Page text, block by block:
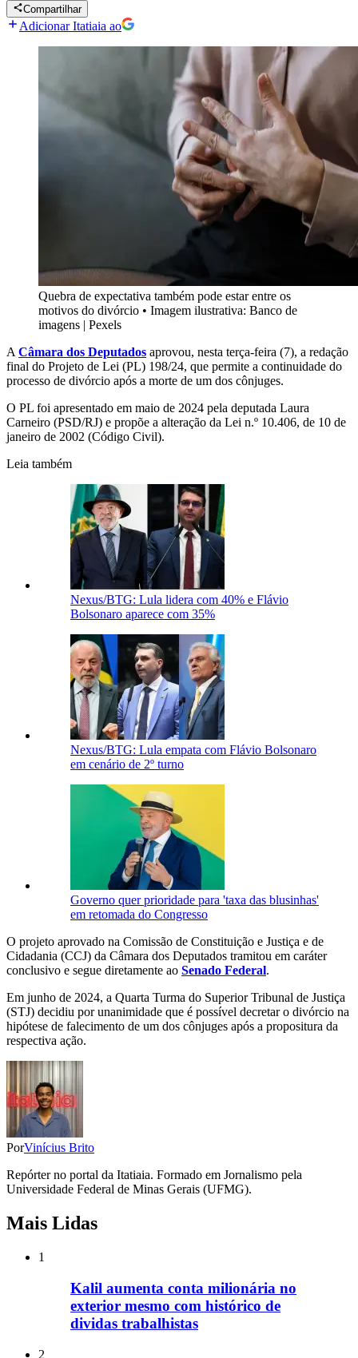
Compartilhar
Adicionar Itatiaia ao
Quebra de expectativa também pode estar entre os
motivos do divórcio • Imagem ilustrativa: Banco de
imagens | Pexels
A Câmara dos Deputados aprovou, nesta terça-feira (7), a redação
final do Projeto de Lei (PL) 198/24, que permite a continuidade do
processo de divórcio após a morte de um dos cônjuges.
O PL foi apresentado em maio de 2024 pela deputada Laura
Carneiro (PSD/RJ) e propõe a alteração da Lei n.º 10.406, de 10 de
janeiro de 2002 (Código Civil).
Leia também
Nexus/BTG: Lula lidera com 40% e Flávio
Bolsonaro aparece com 35%
Nexus/BTG: Lula empata com Flávio Bolsonaro
em cenário de 2º turno
Governo quer prioridade para 'taxa das blusinhas'
em retomada do Congresso
O projeto aprovado na Comissão de Constituição e Justiça e de
Cidadania (CCJ) da Câmara dos Deputados tramitou em caráter
conclusivo e segue diretamente ao Senado Federal.
Em junho de 2024, a Quarta Turma do Superior Tribunal de Justiça
(STJ) decidiu por unanimidade que é possível decretar o divórcio na
hipótese de falecimento de um dos cônjuges após a propositura da
respectiva ação.
PorVinícius Brito
Repórter no portal da Itatiaia. Formado em Jornalismo pela
Universidade Federal de Minas Gerais (UFMG).
Mais Lidas
1
Kalil aumenta conta milionária no
exterior mesmo com histórico de
dividas trabalhistas
2